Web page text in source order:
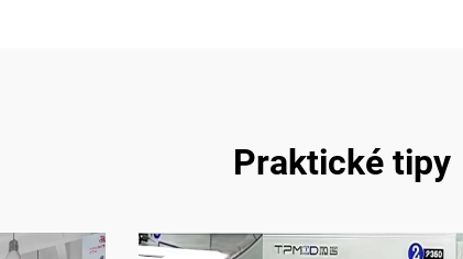
Praktické tipy